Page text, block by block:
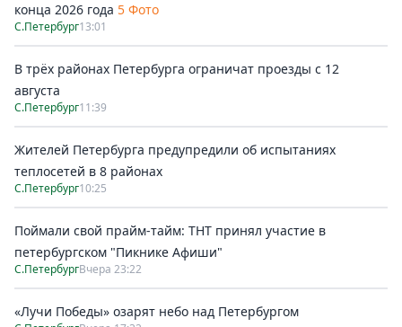
конца 2026 года 5 Фото
С.Петербург13:01
В трёх районах Петербурга ограничат проезды с 12
августа
С.Петербург11:39
Жителей Петербурга предупредили об испытаниях
теплосетей в 8 районах
С.Петербург10:25
Поймали свой прайм-тайм: ТНТ принял участие в
петербургском "Пикнике Афиши"
С.ПетербургВчера 23:22
«Лучи Победы» озарят небо над Петербургом